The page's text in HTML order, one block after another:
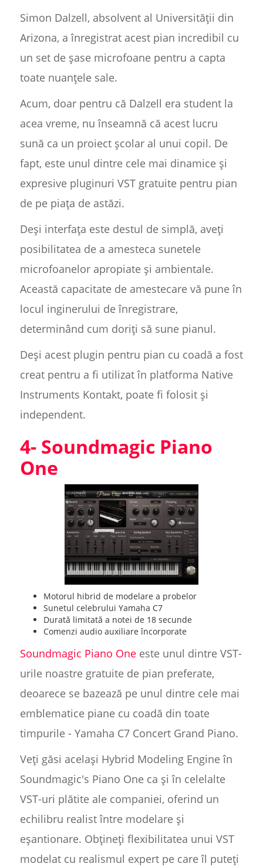
Simon Dalzell, absolvent al Universității din
Arizona, a înregistrat acest pian incredibil cu
un set de șase microfoane pentru a capta
toate nuanțele sale.
Acum, doar pentru că Dalzell era student la
acea vreme, nu înseamnă că acest lucru
sună ca un proiect școlar al unui copil. De
fapt, este unul dintre cele mai dinamice și
expresive pluginuri VST gratuite pentru pian
de pe piața de astăzi.
Deși interfața este destul de simplă, aveți
posibilitatea de a amesteca sunetele
microfoanelor apropiate și ambientale.
Această capacitate de amestecare vă pune în
locul inginerului de înregistrare,
determinând cum doriți să sune pianul.
Deși acest plugin pentru pian cu coadă a fost
creat pentru a fi utilizat în platforma Native
Instruments Kontakt, poate fi folosit și
independent.
4- Soundmagic Piano
One
Motorul hibrid de modelare a probelor
Sunetul celebrului Yamaha C7
Durată limitată a notei de 18 secunde
Comenzi audio auxiliare încorporate
Soundmagic Piano Oneeste unul dintre VST-
urile noastre gratuite de pian preferate,
deoarece se bazează pe unul dintre cele mai
emblematice piane cu coadă din toate
timpurile - Yamaha C7 Concert Grand Piano.
Veți găsi același Hybrid Modeling Engine în
Soundmagic's Piano One ca și în celelalte
VST-uri plătite ale companiei, oferind un
echilibru realist între modelare și
eșantionare. Obțineți flexibilitatea unui VST
modelat cu realismul expert pe care îl puteți